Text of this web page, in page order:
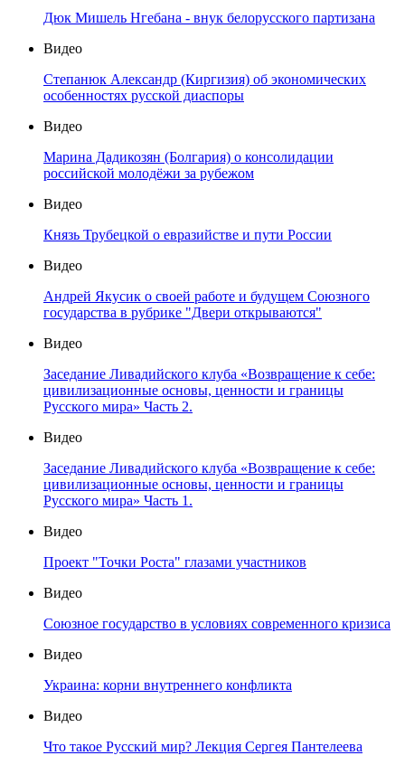
Дюк Мишель Нгебана - внук белорусского партизана
Видео
Степанюк Александр (Киргизия) об экономических
особенностях русской диаспоры
Видео
Марина Дадикозян (Болгария) о консолидации
российской молодёжи за рубежом
Видео
Князь Трубецкой о евразийстве и пути России
Видео
Андрей Якусик о своей работе и будущем Союзного
государства в рубрике "Двери открываются"
Видео
Заседание Ливадийского клуба «Возвращение к себе:
цивилизационные основы, ценности и границы
Русского мира» Часть 2.
Видео
Заседание Ливадийского клуба «Возвращение к себе:
цивилизационные основы, ценности и границы
Русского мира» Часть 1.
Видео
Проект "Точки Роста" глазами участников
Видео
Союзное государство в условиях современного кризиса
Видео
Украина: корни внутреннего конфликта
Видео
Что такое Русский мир? Лекция Сергея Пантелеева